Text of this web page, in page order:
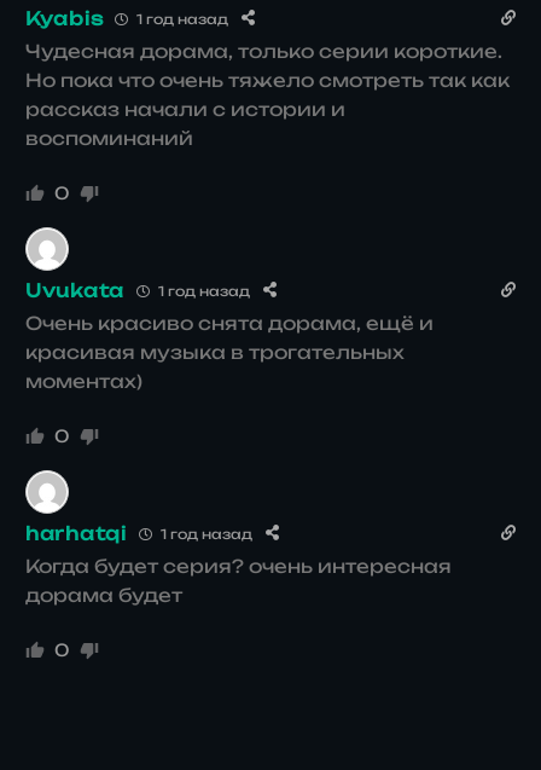
Kyabis 1 год назад
Чудесная дорама, только серии короткие.
Но пока что очень тяжело смотреть так как
рассказ начали с истории и
воспоминаний
0
Uvukata 1 год назад
Очень красиво снята дорама, ещё и
красивая музыка в трогательных
моментах)
0
harhatqi 1 год назад
Когда будет серия? очень интересная
дорама будет
0